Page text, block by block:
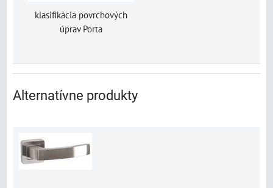
klasifikácia povrchových
úprav Porta
Alternatívne produkty